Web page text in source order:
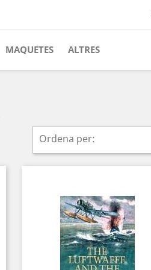
MAQUETES ALTRES
Ordena per: